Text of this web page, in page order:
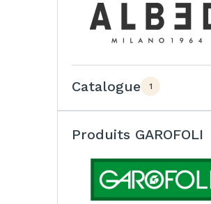
Catalogue 1
Produits GAROFOLI